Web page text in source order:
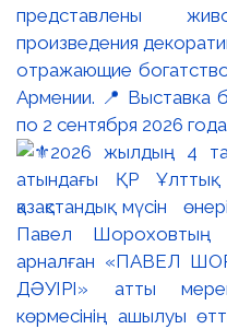
представлены
произведения
отражающие
Армении. 📍 Выставка
по 2 сентября 2026